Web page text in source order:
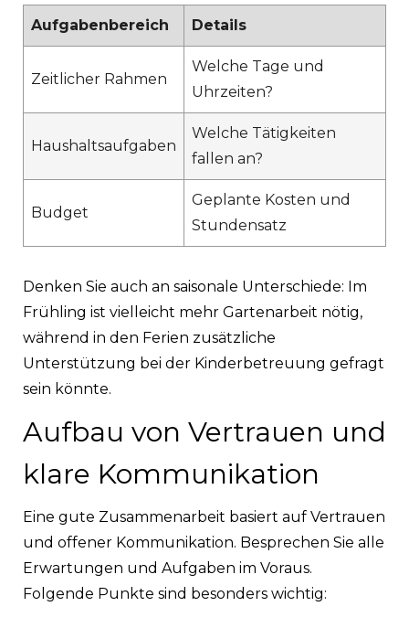
Aufgabenbereich Details
Zeitlicher Rahmen
Welche Tage und
Uhrzeiten?
Haushaltsaufgaben
Welche Tätigkeiten
fallen an?
Budget
Geplante Kosten und
Stundensatz
Denken Sie auch an saisonale Unterschiede: Im
Frühling ist vielleicht mehr Gartenarbeit nötig,
während in den Ferien zusätzliche
Unterstützung bei der Kinderbetreuung gefragt
sein könnte.
Aufbau von Vertrauen und
klare Kommunikation
Eine gute Zusammenarbeit basiert auf Vertrauen
und offener Kommunikation. Besprechen Sie alle
Erwartungen und Aufgaben im Voraus.
Folgende Punkte sind besonders wichtig: